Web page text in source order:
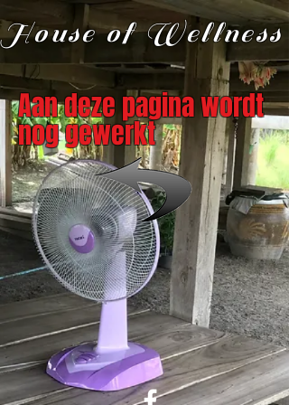
House of Wellness
Aan deze pagina wordt
nog gewerkt